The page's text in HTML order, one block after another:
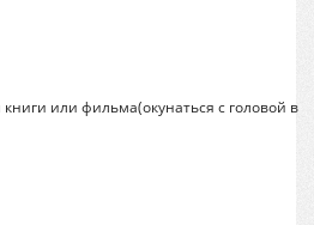
или фильма(окунаться с головой в